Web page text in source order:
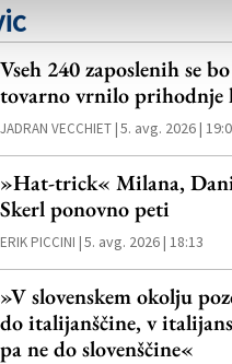
Vseh 240 zaposlenih se
tovarno vrnilo prihodnje
JADRAN VECCHIET |5. avg. 2026 |
»Hat-trick« Milana,
Skerl ponovno peti
ERIK PICCINI |5. avg. 2026 | 18:13
»V slovenskem okolju
do italijanščine, v
pa ne do slovenščine«